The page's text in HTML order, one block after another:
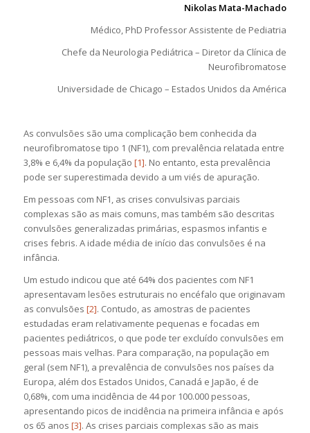
Nikolas Mata-Machado
Médico, PhD Professor Assistente de Pediatria
Chefe da Neurologia Pediátrica – Diretor da Clínica de
Neurofibromatose
Universidade de Chicago – Estados Unidos da América
As convulsões são uma complicação bem conhecida da
neurofibromatose tipo 1 (NF1), com prevalência relatada entre
3,8% e 6,4% da população [1]. No entanto, esta prevalência
pode ser superestimada devido a um viés de apuração.
Em pessoas com NF1, as crises convulsivas parciais
complexas são as mais comuns, mas também são descritas
convulsões generalizadas primárias, espasmos infantis e
crises febris. A idade média de início das convulsões é na
infância.
Um estudo indicou que até 64% dos pacientes com NF1
apresentavam lesões estruturais no encéfalo que originavam
as convulsões [2]. Contudo, as amostras de pacientes
estudadas eram relativamente pequenas e focadas em
pacientes pediátricos, o que pode ter excluído convulsões em
pessoas mais velhas. Para comparação, na população em
geral (sem NF1), a prevalência de convulsões nos países da
Europa, além dos Estados Unidos, Canadá e Japão, é de
0,68%, com uma incidência de 44 por 100.000 pessoas,
apresentando picos de incidência na primeira infância e após
os 65 anos [3]. As crises parciais complexas são as mais